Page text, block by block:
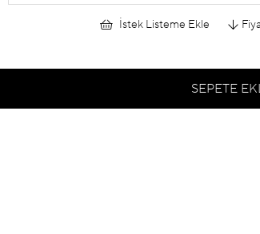
İstek Listeme Ekle